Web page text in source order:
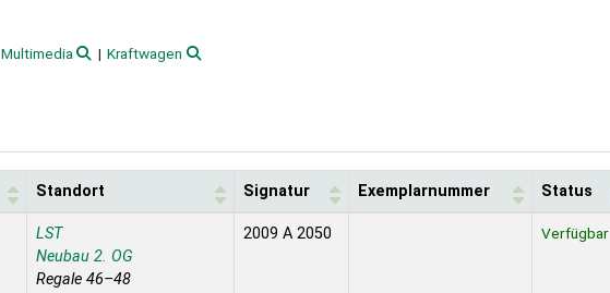
Multimedia
Kraftwagen
Standort Signatur Exemplarnummer Status
LST
Neubau 2. OG
Regale 46–48
2009 A 2050 Verfügbar